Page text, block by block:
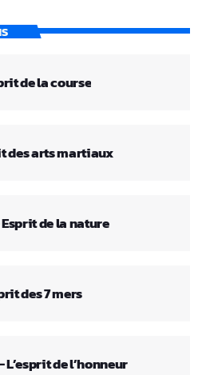
de la course
des arts martiaux
de la nature
des 7 mers
de l’honneur